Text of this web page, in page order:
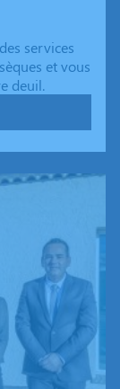
services
et vous
deuil.